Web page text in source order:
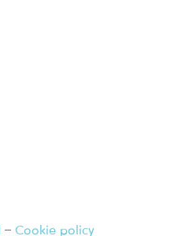
– Cookie policy